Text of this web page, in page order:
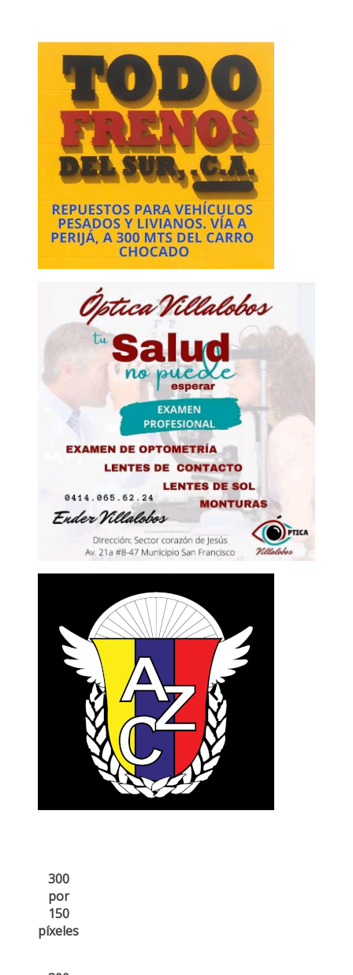
300
por
150
píxeles